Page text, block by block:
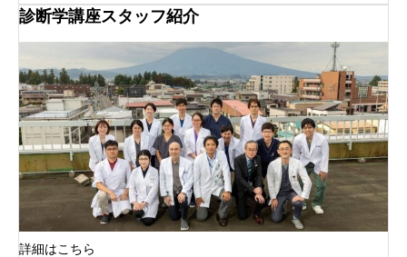
診断学講座スタッフ紹介
詳細はこちら